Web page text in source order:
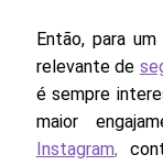
Então, para
relevante de
é sempre
maior
Instagram,